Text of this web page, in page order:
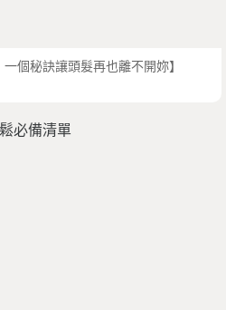
個秘訣讓頭髮再也離不開妳】